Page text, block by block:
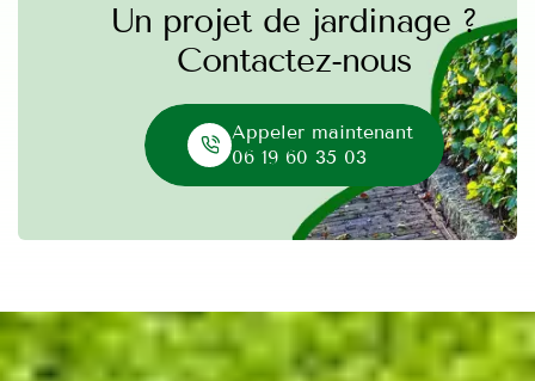
Un projet de jardinage ?
Contactez-nous
Appeler maintenant
06 19 60 35 03